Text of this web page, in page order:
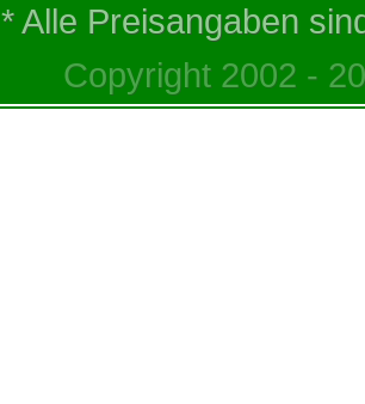
* Alle Preisangaben
Copyright 2002 -